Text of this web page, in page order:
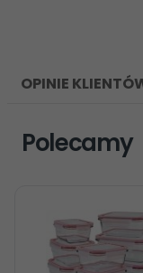
OPINIE
Polecamy